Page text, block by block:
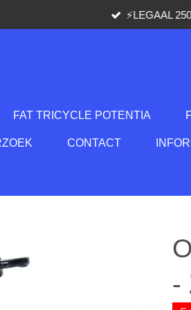
⚡️LEGAAL
FAT TRICYCLE POTENTIA
CONTACT
-